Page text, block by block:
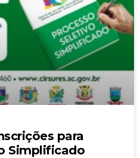
para
Simplificado